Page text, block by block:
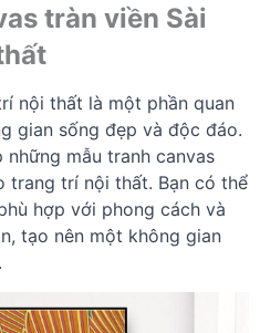
tràn viền Sài
nội thất là một phần quan
gian sống đẹp và độc đáo.
những mẫu tranh canvas
trang trí nội thất. Bạn có thể
hợp với phong cách và
tạo nên một không gian